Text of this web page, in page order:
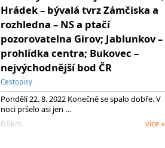
Hrádek – bývalá tvrz Zámčiska a
rozhledna – NS a ptačí
pozorovatelna Girov; Jablunkov –
prohlídka centra; Bukovec –
nejvýchodnější bod ČR
Cestopisy
Pondělí 22. 8. 2022 Konečně se spalo dobře. V
noci pršelo asi jen …
0.5km
více »